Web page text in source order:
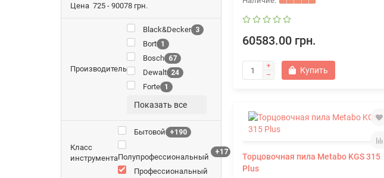
Цена 725 - 90078 грн.
Производитель
Black&Decker 3
Bort 1
Bosch 67
Dewalt 24
Forte 1
Показать все
Класс
инструмента
Бытовой +190
Полупрофессиональный
+17
Профессиональный
60583.00 грн.
Купить
Торцовочная пила Metabo KGS 315
Plus